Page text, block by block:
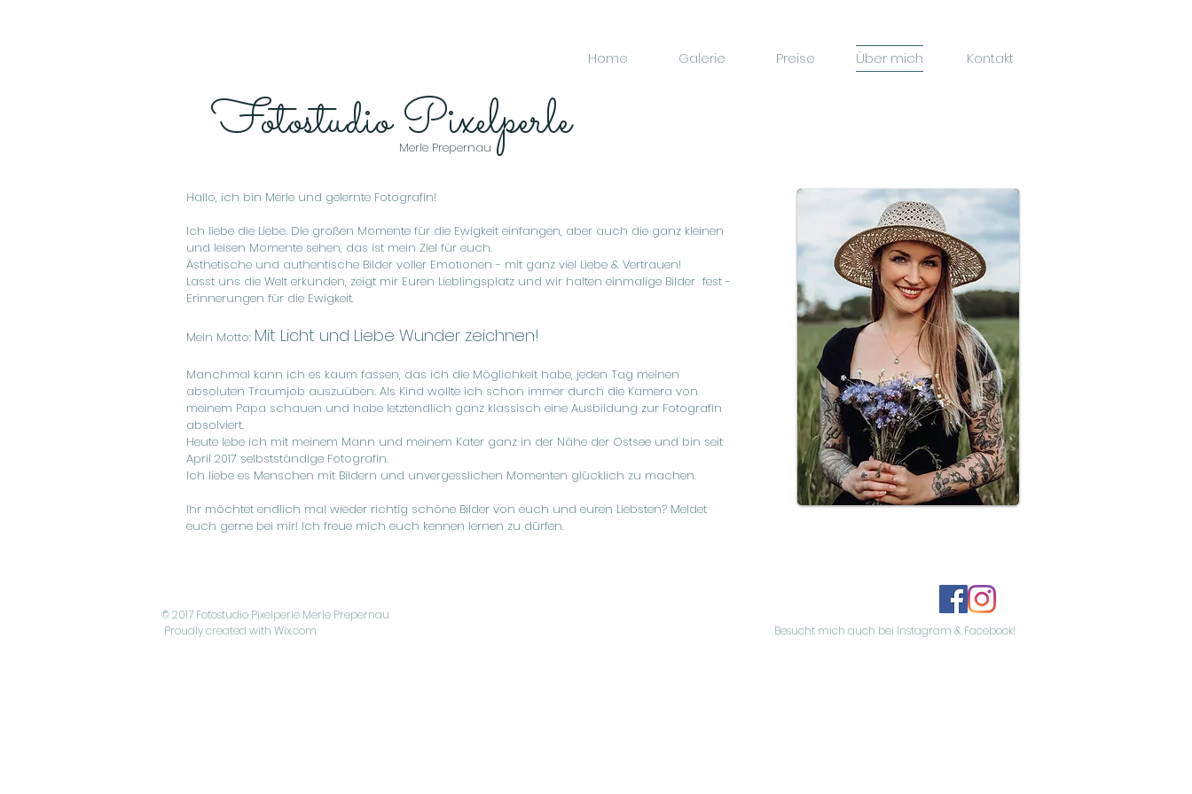
Home Galerie Preise Über mich Kontakt
Fotostudio Pixelperle
Merle Prepernau
Hallo, ich bin Merle und gelernte Fotografin!
Ich liebe die Liebe. Die großen Momente für die Ewigkeit einfangen, aber auch die ganz kleinen
und leisen Momente sehen, das ist mein Ziel für euch.
Ästhetische und authentische Bilder voller Emotionen - mit ganz viel Liebe & Vertrauen!
Lasst uns die Welt erkunden, zeigt mir Euren Lieblingsplatz und wir halten einmalige Bilder fest -
Erinnerungen für die Ewigkeit.
Mein Motto: Mit Licht und Liebe Wunder zeichnen!
Manchmal kann ich es kaum fassen, das ich die Möglichkeit habe, jeden Tag meinen
absoluten Traumjob auszuüben. Als Kind wollte ich schon immer durch die Kamera von
meinem Papa schauen und habe letztendlich ganz klassisch eine Ausbildung zur Fotografin
absolviert.
Heute lebe ich mit meinem Mann und meinem Kater ganz in der Nähe der Ostsee und bin seit
April 2017 selbstständige Fotografin.
Ich liebe es Menschen mit Bildern und unvergesslichen Momenten glücklich zu machen.
Ihr möchtet endlich mal wieder richtig schöne Bilder von euch und euren Liebsten? Meldet
euch gerne bei mir! Ich freue mich euch kennen lernen zu dürfen.
© 2017 Fotostudio Pixelperle Merle Prepernau
Proudly created with Wix.com Besucht mich auch bei Instagram & Facebook!